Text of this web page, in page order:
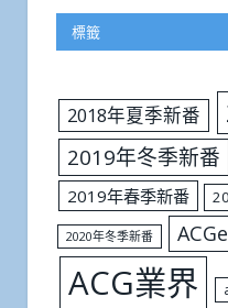
標籤
2018年夏季新番
2019年冬季新番
2019年春季新番
2020年冬季新番
ACG業界